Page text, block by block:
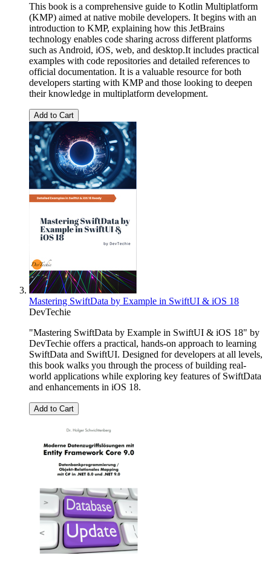
This book is a comprehensive guide to Kotlin Multiplatform
(KMP) aimed at native mobile developers. It begins with an
introduction to KMP, explaining how this JetBrains
technology enables code sharing across different platforms
such as Android, iOS, web, and desktop.It includes practical
examples with code repositories and detailed references to
official documentation. It is a valuable resource for both
developers starting with KMP and those looking to deepen
their knowledge in multiplatform development.
Add to Cart
Mastering SwiftData by Example in SwiftUI & iOS 18
DevTechie
"Mastering SwiftData by Example in SwiftUI & iOS 18" by
DevTechie offers a practical, hands-on approach to learning
SwiftData and SwiftUI. Designed for developers at all levels,
this book walks you through the process of building real-
world applications while exploring key features of SwiftData
and enhancements in iOS 18.
Add to Cart